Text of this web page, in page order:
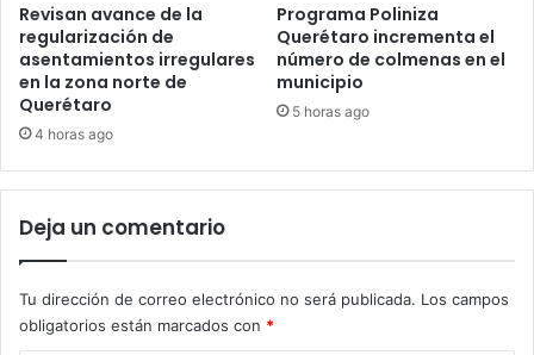
Revisan avance de la
regularización de
asentamientos irregulares
en la zona norte de
Querétaro
4 horas ago
Programa Poliniza
Querétaro incrementa el
número de colmenas en el
municipio
5 horas ago
Deja un comentario
Tu dirección de correo electrónico no será publicada. Los campos
obligatorios están marcados con *